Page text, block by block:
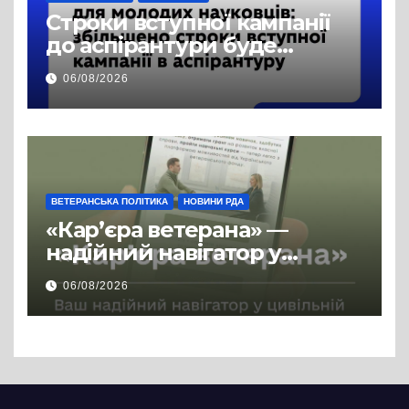
Строки вступної кампанії
до аспірантури буде
продовжено
06/08/2026
ВЕТЕРАНСЬКА ПОЛІТИКА НОВИНИ РДА
«Кар’єра ветерана» —
надійний навігатор у
цивільній професії
06/08/2026